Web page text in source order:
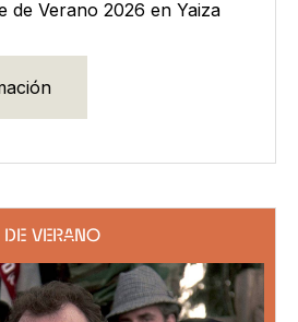
de Verano 2026 en Yaiza
VERANO